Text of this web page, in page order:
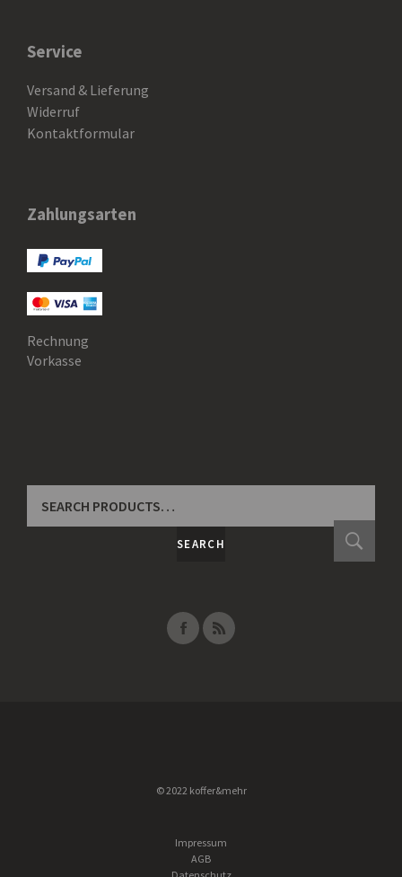
Service
Versand & Lieferung
Widerruf
Kontaktformular
Zahlungsarten
Rechnung
Vorkasse
FOR:
SEARCH
© 2022 koffer&mehr
Impressum
AGB